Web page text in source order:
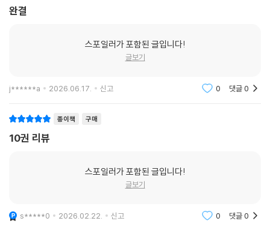
틱〉, 다쓰키는 기억하지 못하는 하루마와의 아련한 추억을 그린 〈백야〉까
품 후기로 실려 있어, 생생한 하사미 마을의 정취를 다시 한 번 느낄 수 있
다. 여기에 완결을 기념해 아오코와 다쓰키의 다정한 순간을 담은 엽서를 1
완결
스포일러가 포함된 글입니다!
글보기
j******a 2026.06.17. 신고 0 댓글0
종이책 구매
10권 리뷰
스포일러가 포함된 글입니다!
글보기
s*****0 2026.02.22. 신고 0 댓글0